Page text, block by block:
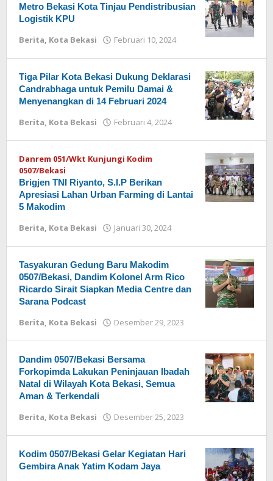
Metro Bekasi Kota Tinjau Pendistribusian
Logistik KPU
Berita, Kota Bekasi Februari 10, 2024
Tiga Pilar Kota Bekasi Dukung Deklarasi
Candrabhaga untuk Pemilu Damai &
Menyenangkan di 14 Februari 2024
Berita, Kota Bekasi Februari 4, 2024
Danrem 051/Wkt Kunjungi Kodim
0507/Bekasi
Brigjen TNI Riyanto, S.I.P Berikan
Apresiasi Lahan Urban Farming di Lantai
5 Makodim
Berita, Kota Bekasi Januari 30, 2024
Tasyakuran Gedung Baru Makodim
0507/Bekasi, Dandim Kolonel Arm Rico
Ricardo Sirait Siapkan Media Centre dan
Sarana Podcast
Berita, Kota Bekasi Desember 29, 2023
Dandim 0507/Bekasi Bersama
Forkopimda Lakukan Peninjauan Ibadah
Natal di Wilayah Kota Bekasi, Semua
Aman & Terkendali
Berita, Kota Bekasi Desember 25, 2023
Kodim 0507/Bekasi Gelar Kegiatan Hari
Gembira Anak Yatim Kodam Jaya